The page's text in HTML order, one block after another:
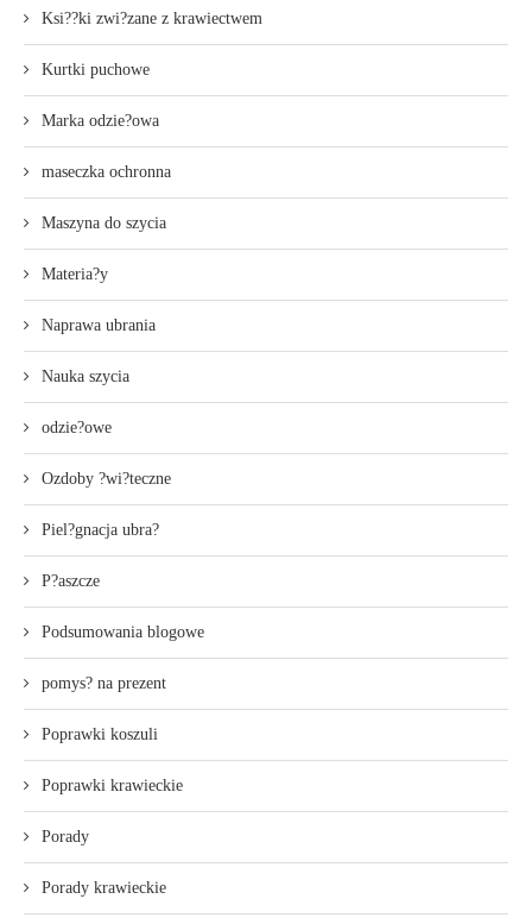
Ksi??ki zwi?zane z krawiectwem
Kurtki puchowe
Marka odzie?owa
maseczka ochronna
Maszyna do szycia
Materia?y
Naprawa ubrania
Nauka szycia
odzie?owe
Ozdoby ?wi?teczne
Piel?gnacja ubra?
P?aszcze
Podsumowania blogowe
pomys? na prezent
Poprawki koszuli
Poprawki krawieckie
Porady
Porady krawieckie